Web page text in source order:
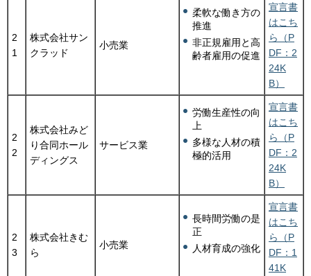
2
1
株式会社サン
クラッド
小売業
柔軟な働き方の
推進
非正規雇用と高
齢者雇用の促進
宣言書
はこち
ら（P
DF：2
24K
B）
2
2
株式会社みど
り合同ホール
ディングス
サービス業
労働生産性の向
上
多様な人材の積
極的活用
宣言書
はこち
ら（P
DF：2
24K
B）
2
3
株式会社きむ
ら
小売業
長時間労働の是
正
人材育成の強化
宣言書
はこち
ら（P
DF：1
41K